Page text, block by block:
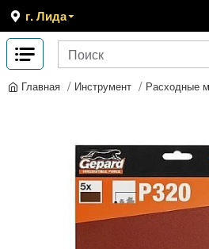
г. Лида
Главная Инструмент Расходные